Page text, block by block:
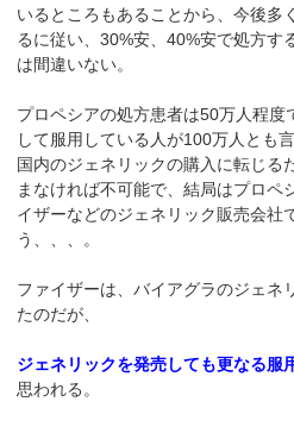
いるところもあることから、今後多
るに従い、30%安、40%安で処方す
は間違いない。
プロペシアの処方患者は50万人程度
して服用している人が100万人とも
国内のジェネリックの購入に転じる
まなければ不可能で、結局はプロペ
イザーなどのジェネリック販売会社
う、、、。
ファイザーは、バイアグラのジェネ
たのだが、
ジェネリックを発売しても更なる
思われる。